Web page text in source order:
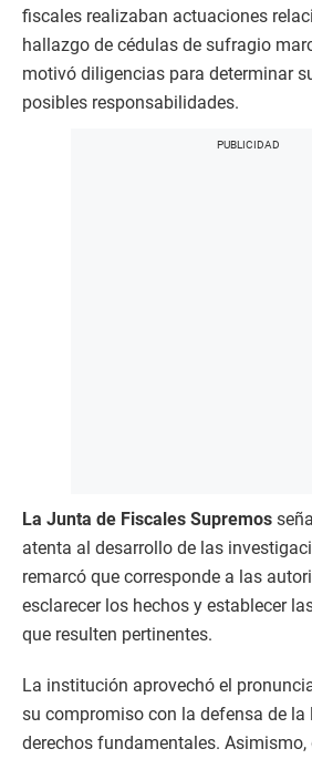
fiscales realizaban actuaciones
hallazgo de cédulas de sufragio
motivó diligencias para determinar
posibles responsabilidades.
La Junta de Fiscales Supremos
atenta al desarrollo de las
remarcó que corresponde a las
esclarecer los hechos y establecer
que resulten pertinentes.
La institución aprovechó el
su compromiso con la defensa de la
derechos fundamentales. Asimismo,